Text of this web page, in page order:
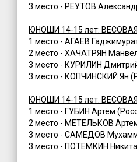
3 место - РЕУТОВ
ЮНОШИ 14-15 лет:
1 место - АГАЕВ
2 место - ХАЧАТРЯН
3 место - КУРИЛИН
3 место - КОПЧИНСКИЙ Ян
ЮНОШИ 14-15 лет:
1 место - ГУБИН Артём
2 место - МЕТЕЛЬКОВ
3 место - САМЕДОВ
3 место - ПОТЕМКИН